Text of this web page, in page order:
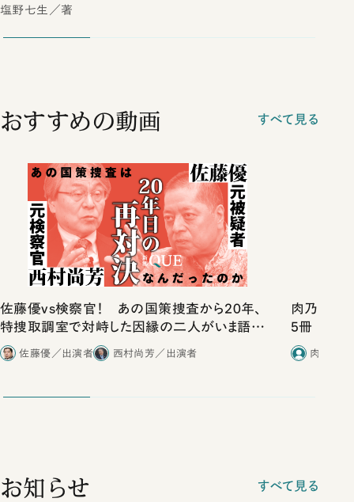
塩野七生／著
おすすめの動画 すべて見る
佐藤優vs検察官！ あの国策捜査から20年、
特捜取調室で対峙した因縁の二人がいま語り
合ったこと
佐藤優／出演者 西村尚芳／出演者
肉乃小路
5冊
肉乃小路
お知らせ すべて見る